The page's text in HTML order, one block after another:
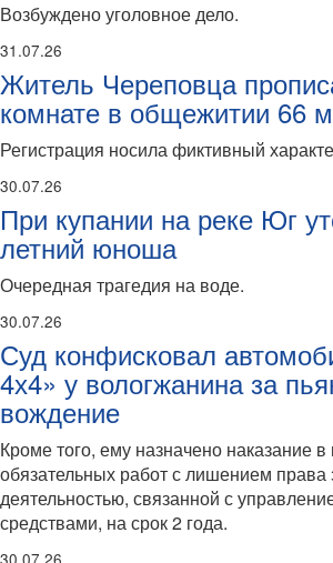
Возбуждено уголовное дело.
31.07.26
Житель Череповца
комнате в общежитии 66
Регистрация носила фиктивный
30.07.26
При купании на реке Юг
летний юноша
Очередная трагедия на воде.
30.07.26
Суд конфисковал
4х4» у вологжанина за
вождение
Кроме того, ему назначено наказание
обязательных работ с лишением права
деятельностью, связанной с
средствами, на срок 2 года.